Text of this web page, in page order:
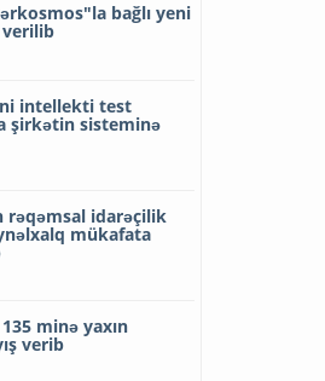
bağlı yeni
intellekti test
şirkətin sisteminə
rəqəmsal idarəçilik
mükafata
minə yaxın
verib